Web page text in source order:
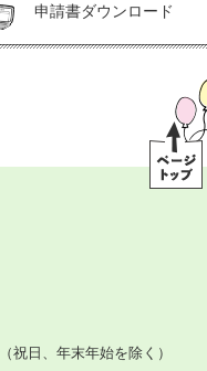
申請書ダウンロード
（祝日、年末年始を除く）
ッ
プ